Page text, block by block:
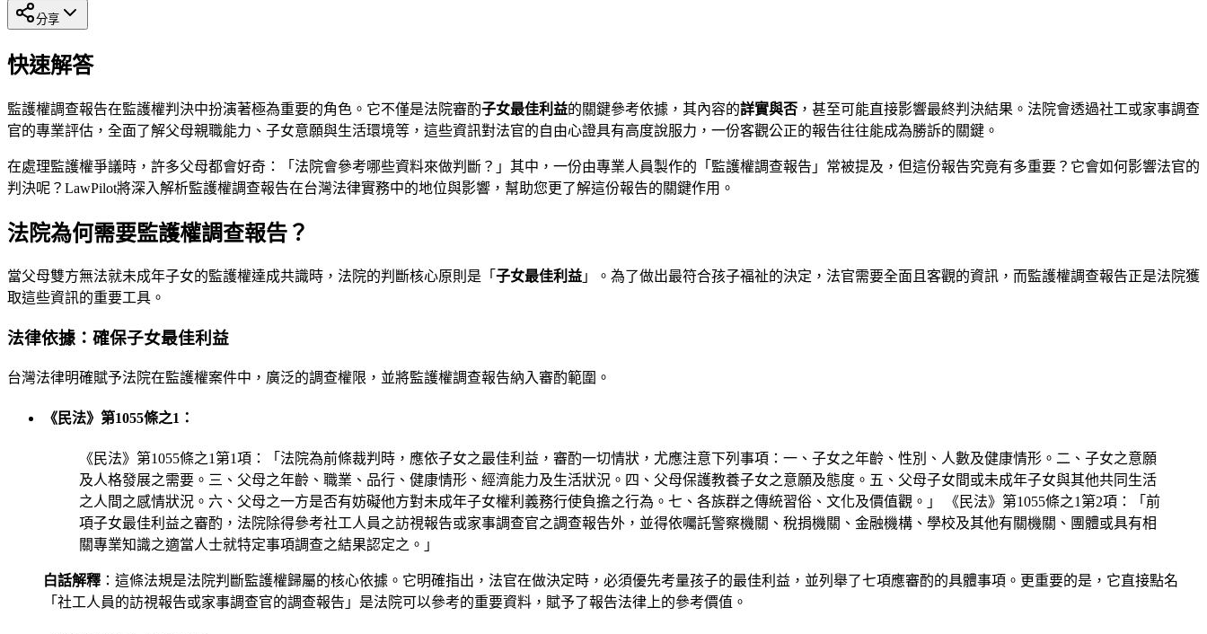
分享
快速解答
監護權調查報告在監護權判決中扮演著極為重要的角色。它不僅是法院審酌子女最佳利益的關鍵參考依據，其內容的詳實與否 ，甚至可能直接影響最終判決結果。法院會透過社工或家事調查
官的專業評估，全面了解父母親職能力、子女意願與生活環境等，這些資訊對法官的自由心證具有高度說服力，一份客觀公正的報告往往能成為勝訴的關鍵。
在處理監護權爭議時，許多父母都會好奇：「法院會參考哪些資料來做判斷？」其中，一份由專業人員製作的「監護權調查報告」常被提及，但這份報告究竟有多重要？它會如何影響法官的
判決呢？LawPilot將深入解析監護權調查報告在台灣法律實務中的地位與影響，幫助您更了解這份報告的關鍵作用。
法院為何需要監護權調查報告？
當父母雙方無法就未成年子女的監護權達成共識時，法院的判斷核心原則是「 子女最佳利益 」。為了做出最符合孩子福祉的決定，法官需要全面且客觀的資訊，而監護權調查報告正是法院獲
取這些資訊的重要工具。
法律依據：確保子女最佳利益
台灣法律明確賦予法院在監護權案件中，廣泛的調查權限，並將監護權調查報告納入審酌範圍。
《民法》第1055條之1：
《民法》第1055條之1第1項：「法院為前條裁判時，應依子女之最佳利益，審酌一切情狀，尤應注意下列事項：一、子女之年齡、性別、人數及健康情形。二、子女之意願
及人格發展之需要。三、父母之年齡、職業、品行、健康情形、經濟能力及生活狀況。四、父母保護教養子女之意願及態度。五、父母子女間或未成年子女與其他共同生活
之人間之感情狀況。六、父母之一方是否有妨礙他方對未成年子女權利義務行使負擔之行為。七、各族群之傳統習俗、文化及價值觀。」 《民法》第1055條之1第2項：「前
項子女最佳利益之審酌，法院除得參考社工人員之訪視報告或家事調查官之調查報告外，並得依囑託警察機關、稅捐機關、金融機構、學校及其他有關機關、團體或具有相
關專業知識之適當人士就特定事項調查之結果認定之。」
白話解釋 ：這條法規是法院判斷監護權歸屬的核心依據。它明確指出，法官在做決定時，必須優先考量孩子的最佳利益，並列舉了七項應審酌的具體事項。更重要的是，它直接點名
「社工人員的訪視報告或家事調查官的調查報告」是法院可以參考的重要資料，賦予了報告法律上的參考價值。